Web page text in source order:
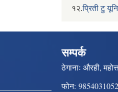
१२.प्रिती टु
सम्पर्क
ठेगानाः औरही,
फोन: 9854031052